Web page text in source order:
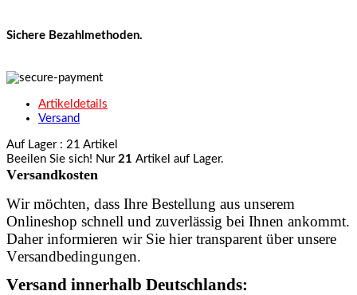
Sichere Bezahlmethoden.
Artikeldetails
Versand
Auf Lager : 21 Artikel
Beeilen Sie sich! Nur 21 Artikel auf Lager.
Versandkosten
Wir möchten, dass Ihre Bestellung aus unserem
Onlineshop schnell und zuverlässig bei Ihnen ankommt.
Daher informieren wir Sie hier transparent über unsere
Versandbedingungen.
Versand innerhalb Deutschlands: